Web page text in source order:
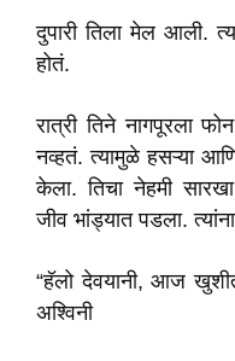
दुपारी तिला मेल आली.
होतं.
रात्री तिने नागपूरला
नव्हतं. त्यामुळे हसऱ्या
केला. तिचा नेहमी
जीव भांड्यात पडला.
“हॅलो देवयानी, आज
अश्विनी